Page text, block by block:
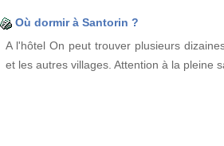
Où dormir à Santorin ?
A l'hôtel On peut trouver plusieurs
et les autres villages. Attention à la pleine